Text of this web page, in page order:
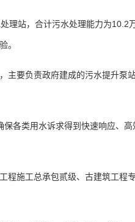
站，合计污水处理能力为10.2
。
要负责政府建成的污水提升泵
各类用水诉求得到快速响应、高
施工总承包贰级、古建筑工程